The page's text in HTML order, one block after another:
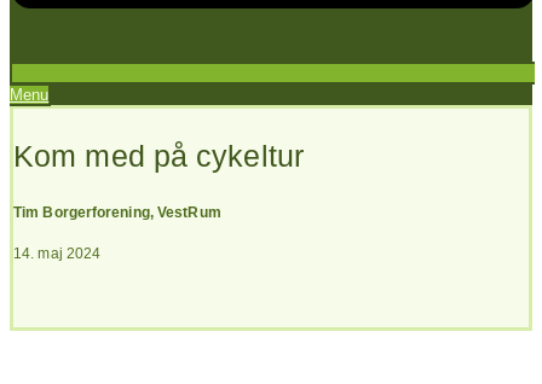
Menu
Kom med på cykeltur
Tim Borgerforening,VestRum
14. maj 2024